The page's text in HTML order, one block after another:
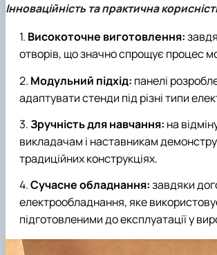
Інноваційність та практична
Високоточне виготовлення:
отворів, що значно спрощує процес
Модульний підхід: панелі
адаптувати стенди під різні типи
Зручність для навчання: на
викладачам і наставникам
традиційних конструкціях.
Сучасне обладнання:завдяки
електрообладнання, яке
підготовленими до експлуатації у